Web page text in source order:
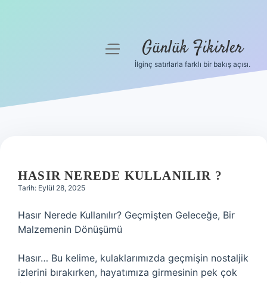
Hakkımızda
menüyü Günlük Fikirler
İlginç satırlarla farklı bir bakış açısı.
HASIR NEREDE KULLANILIR ?
Tarih: Eylül 28, 2025
Hasır Nerede Kullanılır? Geçmişten Geleceğe, Bir
Malzemenin Dönüşümü
Hasır… Bu kelime, kulaklarımızda geçmişin nostaljik
izlerini bırakırken, hayatımıza girmesinin pek çok